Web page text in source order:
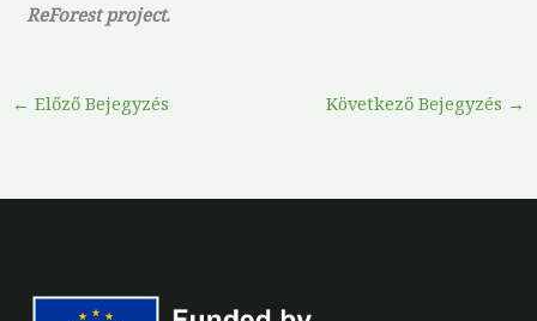
ReForest project.
← Előző Bejegyzés Következő Bejegyzés →